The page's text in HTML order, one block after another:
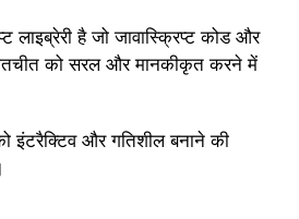
लाइब्रेरी है जो जावास्क्रिप्ट कोड और
को सरल और मानकीकृत करने में
इंटरैक्टिव और गतिशील बनाने की